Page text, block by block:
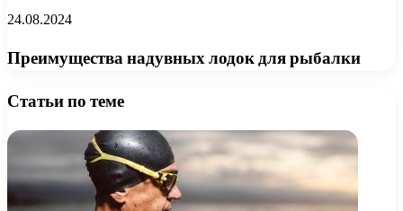
24.08.2024
Преимущества надувных лодок для рыбалки
Статьи по теме